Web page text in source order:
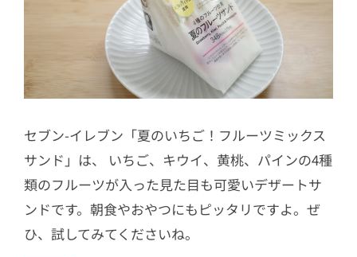
セブン-イレブン「夏のいちご！フルーツミックス
サンド」は、 いちご、キウイ、黄桃、パインの4種
類のフルーツが入った見た目も可愛いデザートサ
ンドです。朝食やおやつにもピッタリですよ。ぜ
ひ、試してみてくださいね。